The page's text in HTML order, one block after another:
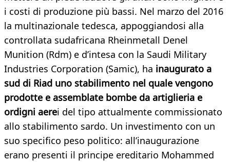
i costi di produzione più bassi. Nel marzo del 2016
la multinazionale tedesca, appoggiandosi alla
controllata sudafricana Rheinmetall Denel
Munition (Rdm) e d’intesa con la Saudi Military
Industries Corporation (Samic), ha inaugurato a
sud di Riad uno stabilimento nel quale vengono
prodotte e assemblate bombe da artiglieria e
ordigni aerei del tipo attualmente commissionato
allo stabilimento sardo. Un investimento con un
suo specifico peso politico: all’inaugurazione
erano presenti il principe ereditario Mohammed